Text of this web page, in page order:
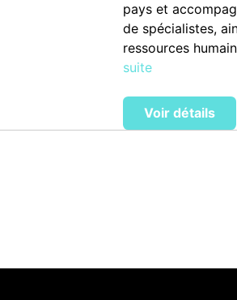
pays et
de spécialistes,
ressources
suite
Voir détails